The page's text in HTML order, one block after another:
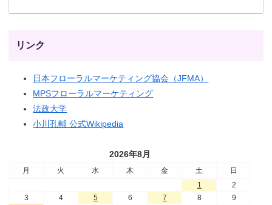
リンク
日本フローラルマーケティング協会（JFMA）
MPSフローラルマーケティング
法政大学
小川孔輔 公式Wikipedia
2026年8月
月 火 水 木 金 土
日
1
2
3
4 5 6 7 8
9